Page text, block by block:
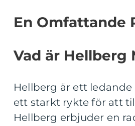
En Omfattande
Vad är Hellberg
Hellberg är ett
ett starkt rykte för att
Hellberg erbjuder en